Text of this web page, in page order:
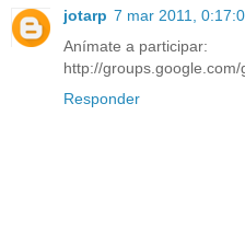
jotarp 7 mar 2011,
Anímate a participar:
http://
Responder